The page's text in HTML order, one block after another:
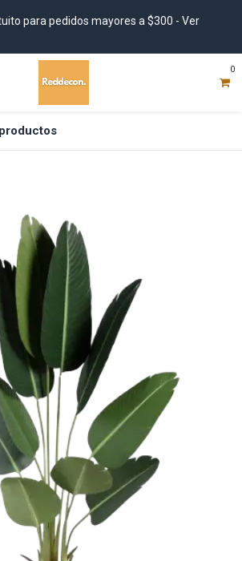
para pedidos mayores a $300 - Ver
0